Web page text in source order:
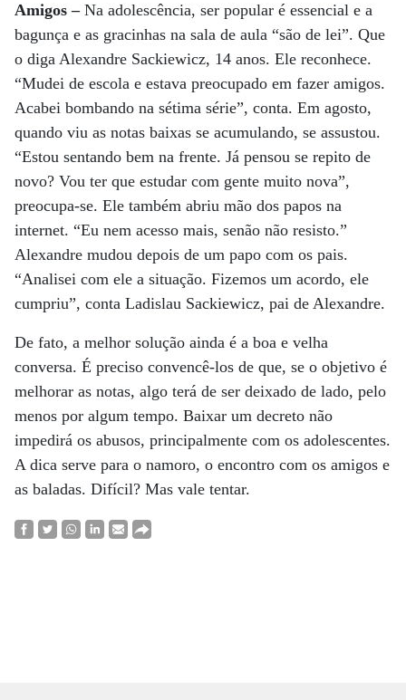
Amigos –Na adolescência, ser popular é essencial e a
bagunça e as gracinhas na sala de aula “são de lei”. Que
o diga Alexandre Sackiewicz, 14 anos. Ele reconhece.
“Mudei de escola e estava preocupado em fazer amigos.
Acabei bombando na sétima série”, conta. Em agosto,
quando viu as notas baixas se acumulando, se assustou.
“Estou sentando bem na frente. Já pensou se repito de
novo? Vou ter que estudar com gente muito nova”,
preocupa-se. Ele também abriu mão dos papos na
internet. “Eu nem acesso mais, senão não resisto.”
Alexandre mudou depois de um papo com os pais.
“Analisei com ele a situação. Fizemos um acordo, ele
cumpriu”, conta Ladislau Sackiewicz, pai de Alexandre.
De fato, a melhor solução ainda é a boa e velha
conversa. É preciso convencê-los de que, se o objetivo é
melhorar as notas, algo terá de ser deixado de lado, pelo
menos por algum tempo. Baixar um decreto não
impedirá os abusos, principalmente com os adolescentes.
A dica serve para o namoro, o encontro com os amigos e
as baladas. Difícil? Mas vale tentar.